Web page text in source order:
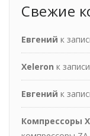
Свежие
Евгений к
Xeleron к записи
Евгений к
Компрессоры